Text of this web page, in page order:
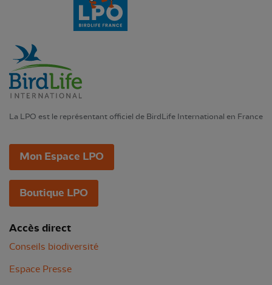
La LPO est le représentant officiel de BirdLife International en France
Mon Espace LPO
Boutique LPO
Accès direct
Conseils biodiversité
Espace Presse